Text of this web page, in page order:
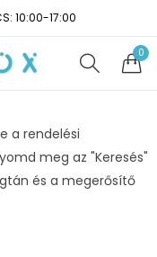
10:00-17:00
0
a rendelési
meg az "Keresés"
és a megerősítő